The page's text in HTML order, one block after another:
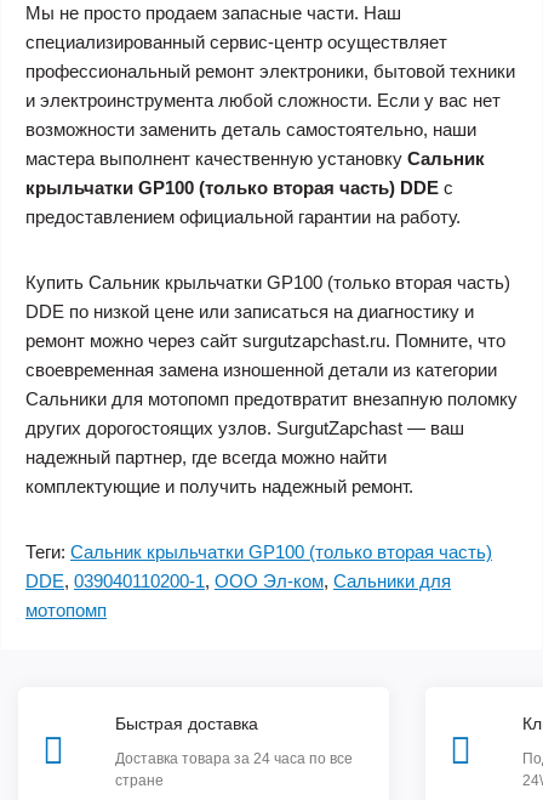
Мы не просто продаем запасные части. Наш
специализированный сервис-центр осуществляет
профессиональный ремонт электроники, бытовой техники
и электроинструмента любой сложности. Если у вас нет
возможности заменить деталь самостоятельно, наши
мастера выполнент качественную установку Сальник
крыльчатки GP100 (только вторая часть) DDE с
предоставлением официальной гарантии на работу.
Купить Сальник крыльчатки GP100 (только вторая часть)
DDE по низкой цене или записаться на диагностику и
ремонт можно через сайт surgutzapchast.ru. Помните, что
своевременная замена изношенной детали из категории
Сальники для мотопомп предотвратит внезапную поломку
других дорогостоящих узлов. SurgutZapchast — ваш
надежный партнер, где всегда можно найти
комплектующие и получить надежный ремонт.
Теги: Сальник крыльчатки GP100 (только вторая часть)
DDE, 039040110200-1, ООО Эл-ком, Сальники для
мотопомп
Быстрая доставка
Доставка товара за 24 часа по все
стране